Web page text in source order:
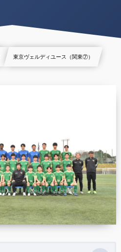
東京ヴェルディユース（関東⑦）